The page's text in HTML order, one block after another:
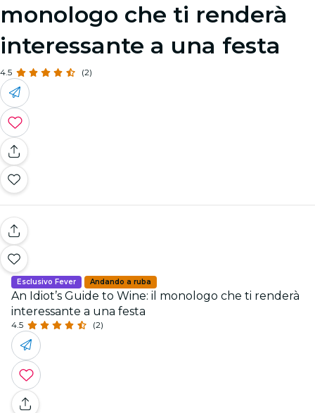
monologo che ti renderà
interessante a una festa
4.5 (2)
Esclusivo Fever Andando a ruba
An Idiot’s Guide to Wine: il monologo che ti renderà
interessante a una festa
4.5 (2)